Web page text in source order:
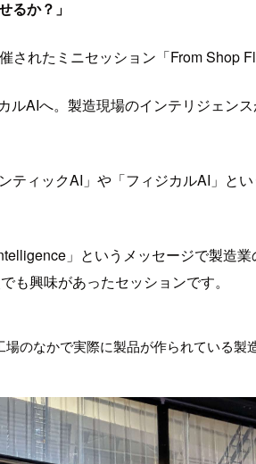
るか？」
れたミニセッション「From Shop
AIへ。製造現場のインテリジェ
ィックAI」や「フィジカルAI」
」というメッセージで製造
も興味があったセッションです。
のなかで実際に製品が作られている製